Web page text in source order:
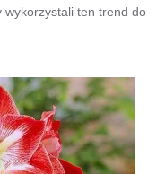
wykorzystali ten trend do